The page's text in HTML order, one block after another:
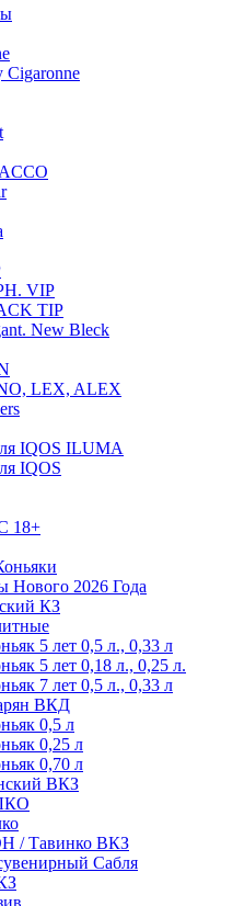
Cigaronne
VIP
TIP
New Bleck
LEX, ALEX
IQOS ILUMA
IQOS
18+
Нового 2026 Года
КЗ
5 лет 0,5 л., 0,33 л
5 лет 0,18 л., 0,25 л.
7 лет 0,5 л., 0,33 л
ВКД
0,5 л
0,25 л
0,70 л
ВКЗ
/ Тавинко ВКЗ
Сабля